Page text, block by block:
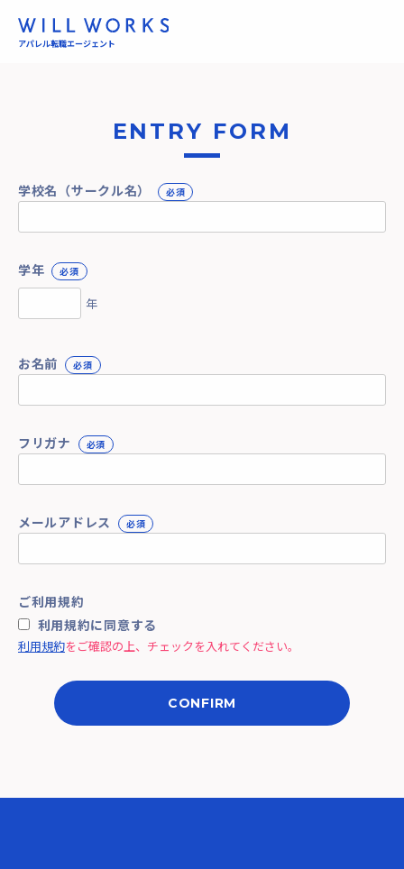
アパレル転職エージェント
ENTRY FORM
学校名（サークル名） 必須
学年 必須
年
お名前 必須
フリガナ 必須
メールアドレス 必須
ご利用規約
利用規約に同意する
利用規約をご確認の上、チェックを入れてください。